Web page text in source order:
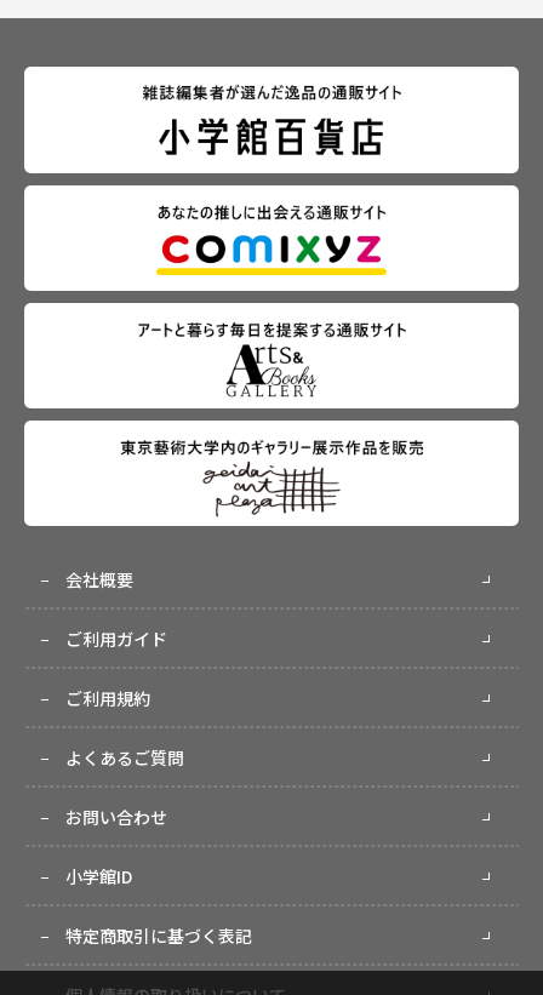
会社概要
ご利用ガイド
ご利用規約
よくあるご質問
お問い合わせ
小学館ID
特定商取引に基づく表記